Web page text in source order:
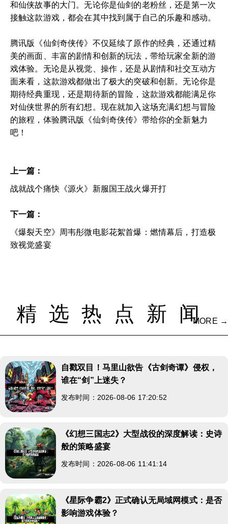
和仙侠故事的大门。无论你是仙剑的老粉丝，还是第一次
接触这款游戏，都会在其中找到属于自己的乐趣和感动。
腾讯版《仙剑奇侠传》不仅延续了原作的经典，还通过精
美的画面、丰富的剧情和创新的玩法，带给玩家全新的游
戏体验。无论是从视觉、操作，还是从剧情和社交互动方
面来看，这款游戏都做出了极大的突破和创新。无论你是
期待经典重现，还是期待新的冒险，这款游戏都能满足你
对仙侠世界的所有幻想。现在就加入这场充满幻想与冒险
的旅程，体验腾讯版《仙剑奇侠传》带给你的全新魅力
吧！
上一篇：
战就战个痛快《源火》新服国王战火爆开打
下一篇：
《爆裂天空》周韦彤微电影花絮首爆：燃情幕后，打造极
致视觉盛宴
精选热点新闻
MORE →
自戳双目！马里山欲告《古剑奇谭》侵权，
谁在“剑”上迷失？
发布时间：2026-08-06 17:20:52
《幻想三国志2》大型战役的深度解读：史诗
般的策略盛宴
发布时间：2026-08-06 11:41:14
《星际争霸2》正式确认无局域网模式：是否
影响游戏体验？